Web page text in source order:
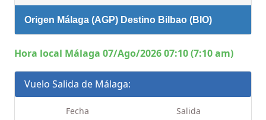
Origen Málaga (AGP) Destino Bilbao (BIO)
Hora local Málaga 07/Ago/2026 07:10 (7:10 am)
Vuelo Salida de Málaga:
Fecha Salida